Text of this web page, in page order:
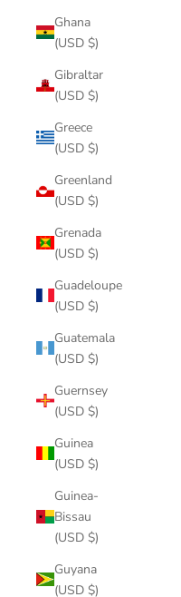
Ghana
(USD $)
Gibraltar
(USD $)
Greece
(USD $)
Greenland
(USD $)
Grenada
(USD $)
Guadeloupe
(USD $)
Guatemala
(USD $)
Guernsey
(USD $)
Guinea
(USD $)
Guinea-
Bissau
(USD $)
Guyana
(USD $)